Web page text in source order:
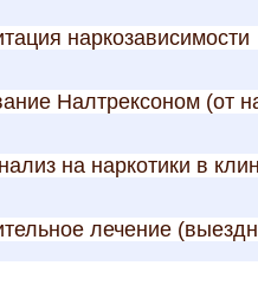
наркозависимости
Налтрексоном (от
на наркотики в
лечение